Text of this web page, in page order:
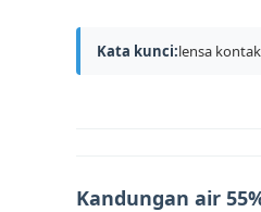
Kata kunci:lensa
Kandungan air